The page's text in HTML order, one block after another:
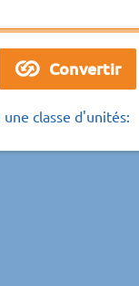
une classe d'unités: